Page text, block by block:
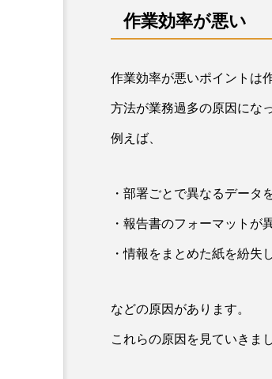
作業効率が悪い
作業効率が悪いポイントは
方法が業務過多の原因にな
例えば、
・部署ごとで異なるデータ
・報告書のフォーマットが
・情報をまとめた紙を紛失
などの原因があります。
これらの原因を見ていきま